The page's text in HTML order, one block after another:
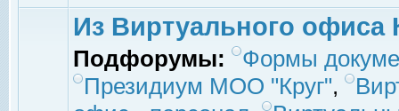
Из Виртуального офиса
Подфорумы:
Формы
Президиум МОО "Круг",